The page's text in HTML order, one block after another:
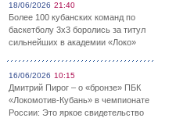
18/06/2026 21:40
Более 100 кубанских команд по
баскетболу 3х3 боролись за титул
сильнейших в академии «Локо»
16/06/2026 10:15
Дмитрий Пирог – о «бронзе» ПБК
«Локомотив-Кубань» в чемпионате
России: Это яркое свидетельство